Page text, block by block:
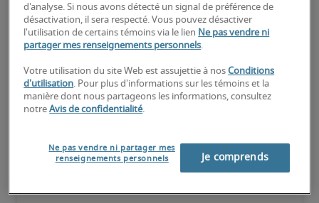
transférables équivalentes, et peut également détenir des
certifications pertinentes.
avancées pour le poste, et peut également détenir des
certifications spécialisées.
d'analyse. Si nous avons détecté un signal de préférence de
désactivation, il sera respecté. Vous pouvez désactiver
l'utilisation de certains témoins via le lien Ne pas vendre ni
partager mes renseignements personnels.
Votre utilisation du site Web est assujettie à nosConditions
d'utilisation. Pour plus d'informations sur les témoins et la
manière dont nous partageons les informations, consultez
notreAvis de confidentialité.
Ne pas vendre ni partager mes
renseignements personnels
Je comprends